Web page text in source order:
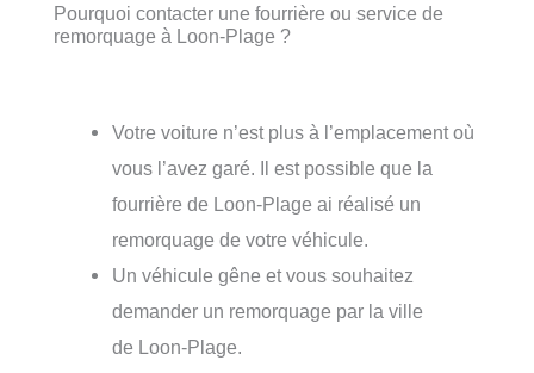
Pourquoi contacter une fourrière ou service de
remorquage à Loon-Plage ?
Votre voiture n’est plus à l’emplacement où
vous l’avez garé. Il est possible que la
fourrière de Loon-Plage ai réalisé un
remorquage de votre véhicule.
Un véhicule gêne et vous souhaitez
demander un remorquage par la ville
de Loon-Plage.